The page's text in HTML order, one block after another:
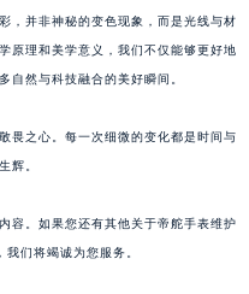
，并非神秘的变色现象，而是光线与材
原理和美学意义，我们不仅能够更好地
自然与科技融合的美好瞬间。
畏之心。每一次细微的变化都是时间与
辉。
容。如果您还有其他关于帝舵手表维护
们将竭诚为您服务。